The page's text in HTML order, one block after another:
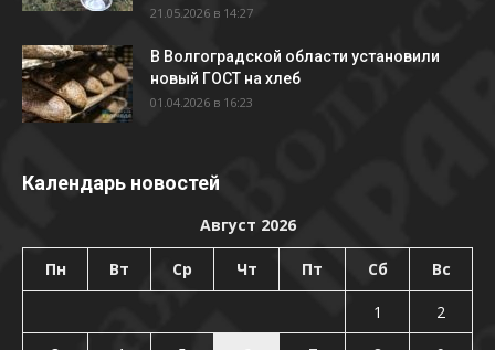
21.05.2026 в 14:27
В Волгоградской области установили
новый ГОСТ на хлеб
01.04.2026 в 16:23
Календарь новостей
Август 2026
Пн Вт Ср Чт Пт Сб Вс
1
2